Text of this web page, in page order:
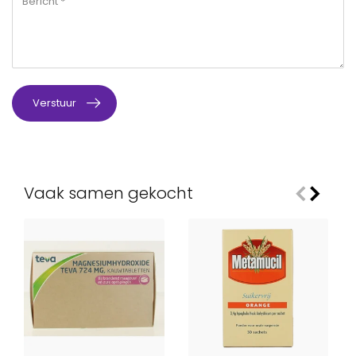
Verstuur
Vaak samen gekocht